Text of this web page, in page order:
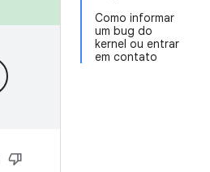
Como informar
um bug do
kernel ou entrar
em contato